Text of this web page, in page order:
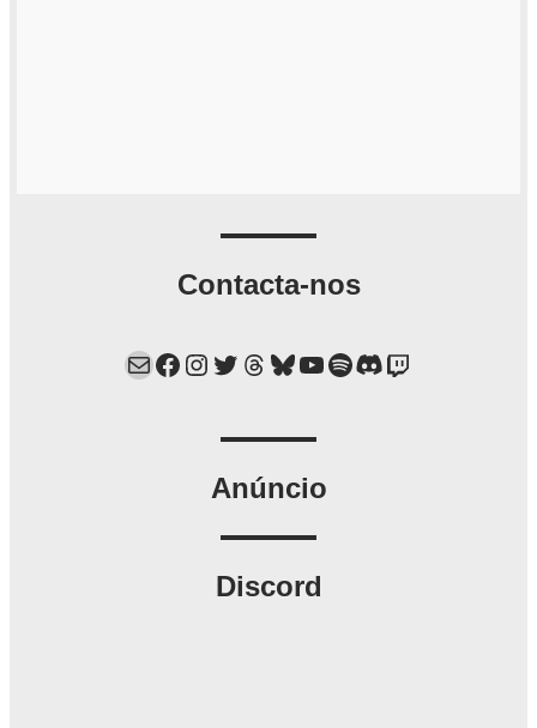
Contacta-nos
Mail Facebook Instagram Twitter Threads Bluesky YouTube Spotify Discord Twitch
Anúncio
Discord